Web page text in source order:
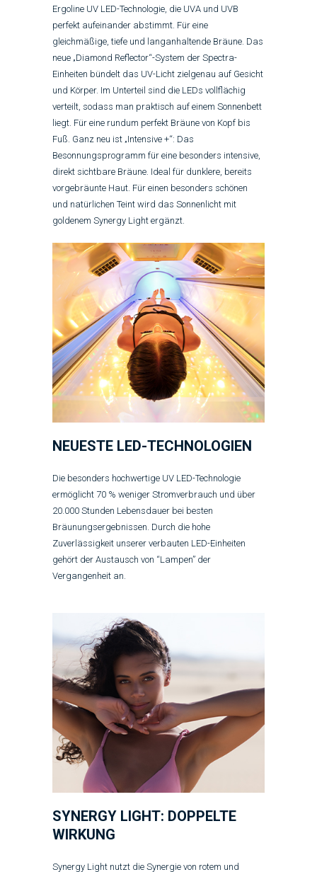
Ergoline UV LED-Technologie, die UVA und UVB
perfekt aufeinander abstimmt. Für eine
gleichmäßige, tiefe und langanhaltende Bräune. Das
neue „Diamond Reflector“-System der Spectra-
Einheiten bündelt das UV-Licht zielgenau auf Gesicht
und Körper. Im Unterteil sind die LEDs vollflächig
verteilt, sodass man praktisch auf einem Sonnenbett
liegt. Für eine rundum perfekt Bräune von Kopf bis
Fuß. Ganz neu ist „Intensive +“: Das
Besonnungsprogramm für eine besonders intensive,
direkt sichtbare Bräune. Ideal für dunklere, bereits
vorgebräunte Haut. Für einen besonders schönen
und natürlichen Teint wird das Sonnenlicht mit
goldenem Synergy Light ergänzt.
NEUESTE LED-TECHNOLOGIEN
Die besonders hochwertige UV LED-Technologie
ermöglicht 70 % weniger Stromverbrauch und über
20.000 Stunden Lebensdauer bei besten
Bräunungsergebnissen. Durch die hohe
Zuverlässigkeit unserer verbauten LED-Einheiten
gehört der Austausch von “Lampen” der
Vergangenheit an.
SYNERGY LIGHT: DOPPELTE
WIRKUNG
Synergy Light nutzt die Synergie von rotem und